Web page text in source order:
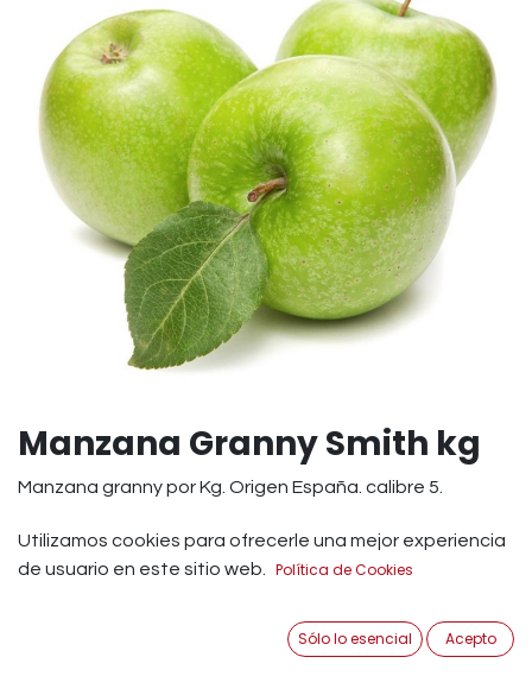
Manzana Granny Smith kg
Manzana granny por Kg. Origen España. calibre 5.
Para los paladares amantes de los sabores ácidos, sin
duda esta variedad de manzana es su reina. La manzana
punto de vista nutritivo ya que contiene gran cantidad
de sales minerales y sus principales vitaminas son A, B y
Utilizamos cookies para ofrecerle una mejor experiencia
de usuario en este sitio web. Política de Cookies
Sólo lo esencial Acepto